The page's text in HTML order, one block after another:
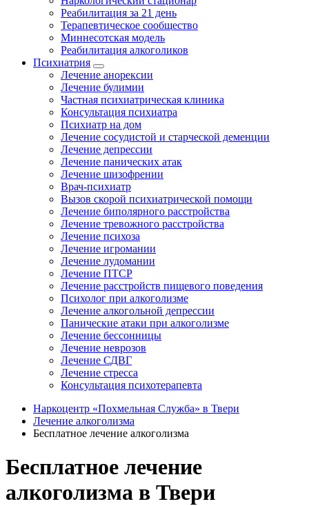
Реабилитация за 21 день
Терапевтическое сообщество
Миннесотская модель
Реабилитация алкоголиков
Психиатрия
Лечение анорексии
Лечение булимии
Частная психиатрическая клиника
Консультация психиатра
Психиатр на дом
Лечение сосудистой и старческой деменции
Лечение депрессии
Лечение панических атак
Лечение шизофрении
Врач-психиатр
Вызов скорой психиатрической помощи
Лечение биполярного расстройства
Лечение тревожного расстройства
Лечение психоза
Лечение игромании
Лечение лудомании
Лечение ПТСР
Лечение расстройств пищевого поведения
Психолог при алкоголизме
Лечение алкогольной депрессии
Панические атаки при алкоголизме
Лечение бессонницы
Лечение неврозов
Лечение СДВГ
Лечение стресса
Консультация психотерапевта
Наркоцентр «Похмельная Служба» в Твери
Лечение алкоголизма
Бесплатное лечение алкоголизма
Бесплатное лечение
алкоголизма в Твери